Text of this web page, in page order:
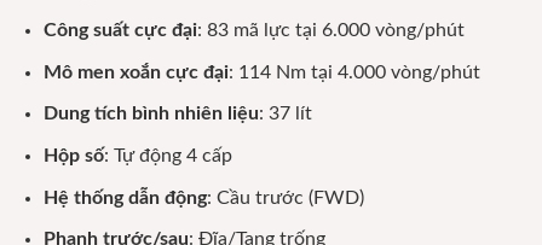
Công suất cực đại: 83 mã lực tại 6.000 vòng/phút
Mô men xoắn cực đại: 114 Nm tại 4.000 vòng/phút
Dung tích bình nhiên liệu: 37 lít
Hộp số: Tự động 4 cấp
Hệ thống dẫn động: Cầu trước (FWD)
Phanh trước/sau: Đĩa/Tang trống